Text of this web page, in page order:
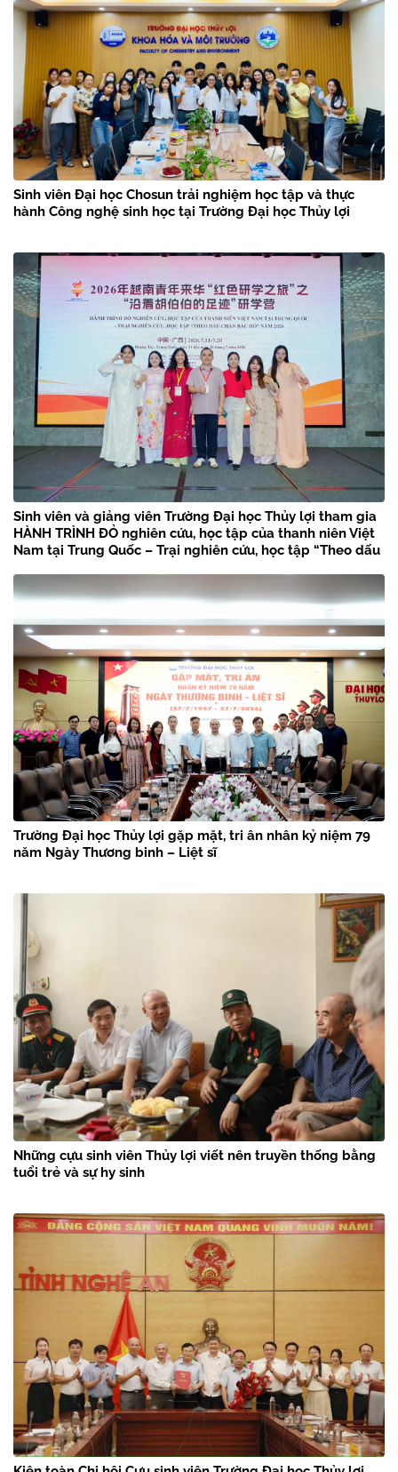
Sinh viên Đại học Chosun trải nghiệm học tập và thực
hành Công nghệ sinh học tại Trường Đại học Thủy lợi
Sinh viên và giảng viên Trường Đại học Thủy lợi tham gia
HÀNH TRÌNH ĐỎ nghiên cứu, học tập của thanh niên Việt
Nam tại Trung Quốc – Trại nghiên cứu, học tập “Theo dấu
Trường Đại học Thủy lợi gặp mặt, tri ân nhân kỷ niệm 79
năm Ngày Thương binh – Liệt sĩ
Những cựu sinh viên Thủy lợi viết nên truyền thống bằng
tuổi trẻ và sự hy sinh